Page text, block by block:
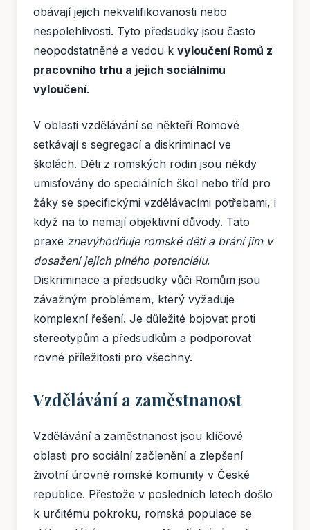
obávají jejich nekvalifikovanosti nebo
nespolehlivosti. Tyto předsudky jsou často
neopodstatněné a vedou k vyloučení Romů z
pracovního trhu a jejich sociálnímu
vyloučení.
V oblasti vzdělávání se někteří Romové
setkávají s segregací a diskriminací ve
školách. Děti z romských rodin jsou někdy
umisťovány do speciálních škol nebo tříd pro
žáky se specifickými vzdělávacími potřebami, i
když na to nemají objektivní důvody. Tato
praxe znevýhodňuje romské děti a brání jim v
dosažení jejich plného potenciálu.
Diskriminace a předsudky vůči Romům jsou
závažným problémem, který vyžaduje
komplexní řešení. Je důležité bojovat proti
stereotypům a předsudkům a podporovat
rovné příležitosti pro všechny.
Vzdělávání a zaměstnanost
Vzdělávání a zaměstnanost jsou klíčové
oblasti pro sociální začlenění a zlepšení
životní úrovně romské komunity v České
republice. Přestože v posledních letech došlo
k určitému pokroku, romská populace se